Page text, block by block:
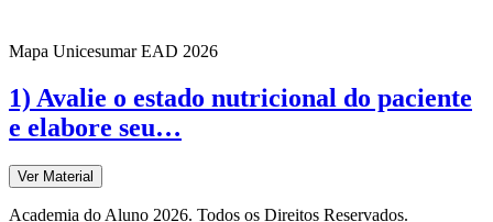
Mapa Unicesumar EAD 2026
1) Avalie o estado nutricional do paciente
e elabore seu…
Ver Material
Academia do Aluno 2026. Todos os Direitos Reservados.